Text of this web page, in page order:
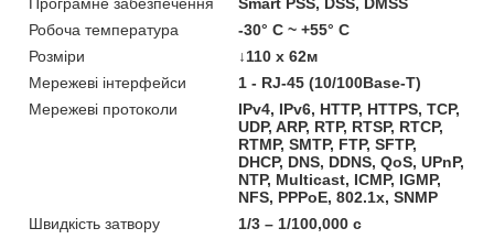
Робоча температура
-30° C ~ +55° C
Розміри
↓110 x 62м
Мережеві інтерфейси
1 - RJ-45 (10/100Base-T)
Мережеві протоколи
IPv4, IPv6, HTTP, HTTPS, TCP,
UDP, ARP, RTP, RTSP, RTCP,
RTMP, SMTP, FTP, SFTP,
DHCP, DNS, DDNS, QoS, UPnP,
NTP, Multicast, ICMP, IGMP,
NFS, PPPoE, 802.1x, SNMP
Швидкість затвору
1/3 – 1/100,000 с